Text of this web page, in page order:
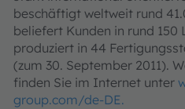
beschäftigt weltweit rund
beliefert Kunden in rund 150
produziert in 44
(zum 30. September 2011).
finden Sie im Internet unter
group.com/de-DE.